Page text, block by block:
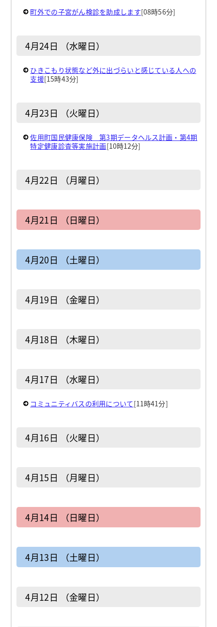
町外での子宮がん検診を助成します[08時56分]
4月24日 （水曜日）
ひきこもり状態など外に出づらいと感じている人への
支援[15時43分]
4月23日 （火曜日）
佐用町国民健康保険 第3期データヘルス計画・第4期
特定健康診査等実施計画[10時12分]
4月22日 （月曜日）
4月21日 （日曜日）
4月20日 （土曜日）
4月19日 （金曜日）
4月18日 （木曜日）
4月17日 （水曜日）
コミュニティバスの利用について[11時41分]
4月16日 （火曜日）
4月15日 （月曜日）
4月14日 （日曜日）
4月13日 （土曜日）
4月12日 （金曜日）